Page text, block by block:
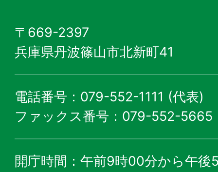
〒669-2397
兵庫県丹波篠山市北新町41
電話番号：079-552-1111 (代表)
ファックス番号：079-552-5665
開庁時間：午前9時00分から午後